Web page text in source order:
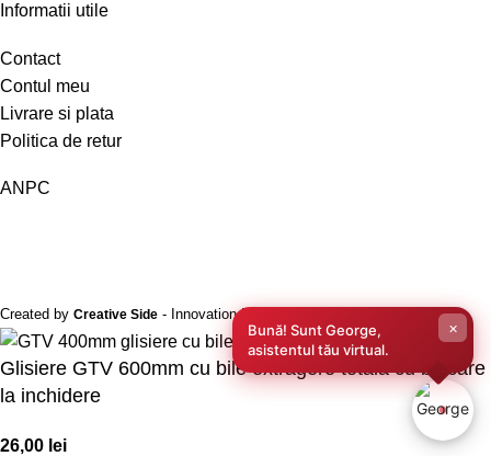
Informatii utile
Contact
Contul meu
Livrare si plata
Politica de retur
ANPC
Created by Creative Side - Innovation Performance
Glisiere GTV 600mm cu bile extragere totala cu blocare
la inchidere
26,00 lei
Bună! Sunt George,
asistentul tău virtual.
×